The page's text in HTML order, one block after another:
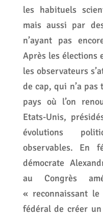
les habituels
mais aussi par
n’ayant pas
Après les élections
les observateurs
de cap, qui n’a
pays où l’on
Etats-Unis,
évolutions
observables. En
démocrate
au Congrès
« reconnaissant le
fédéral de créer